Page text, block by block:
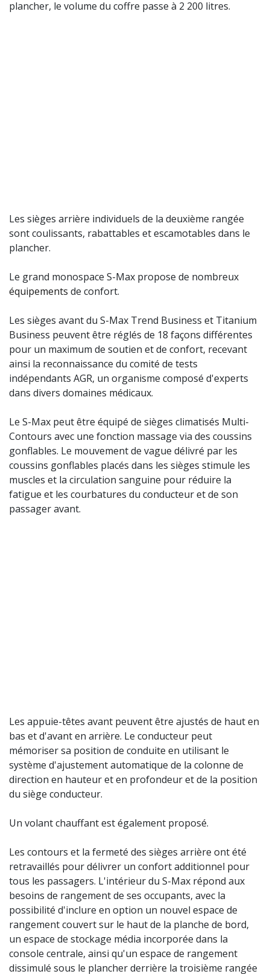
plancher, le volume du coffre passe à 2 200 litres.
Les sièges arrière individuels de la deuxième rangée
sont coulissants, rabattables et escamotables dans le
plancher.
Le grand monospace S-Max propose de nombreux
équipements de confort.
Les sièges avant du S-Max Trend Business et Titanium
Business peuvent être réglés de 18 façons différentes
pour un maximum de soutien et de confort, recevant
ainsi la reconnaissance du comité de tests
indépendants AGR, un organisme composé d'experts
dans divers domaines médicaux.
Le S-Max peut être équipé de sièges climatisés Multi-
Contours avec une fonction massage via des coussins
gonflables. Le mouvement de vague délivré par les
coussins gonflables placés dans les sièges stimule les
muscles et la circulation sanguine pour réduire la
fatigue et les courbatures du conducteur et de son
passager avant.
Les appuie-têtes avant peuvent être ajustés de haut en
bas et d'avant en arrière. Le conducteur peut
mémoriser sa position de conduite en utilisant le
système d'ajustement automatique de la colonne de
direction en hauteur et en profondeur et de la position
du siège conducteur.
Un volant chauffant est également proposé.
Les contours et la fermeté des sièges arrière ont été
retravaillés pour délivrer un confort additionnel pour
tous les passagers. L'intérieur du S-Max répond aux
besoins de rangement de ses occupants, avec la
possibilité d'inclure en option un nouvel espace de
rangement couvert sur le haut de la planche de bord,
un espace de stockage média incorporée dans la
console centrale, ainsi qu'un espace de rangement
dissimulé sous le plancher derrière la troisième rangée